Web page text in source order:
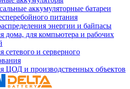
аккумуляторные батареи
питания
энергии и байпасы
дома, для компьютера и рабочих
сетевого и серверного
ЦОД и производственных объектов